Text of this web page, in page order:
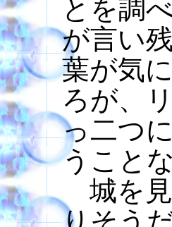
とを調
が言い
葉が気
ろが、
っ二つ
うこと
城を見